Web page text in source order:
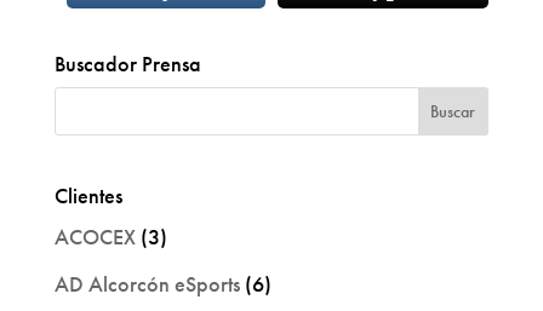
Buscador Prensa
Clientes
ACOCEX(3)
AD Alcorcón eSports(6)